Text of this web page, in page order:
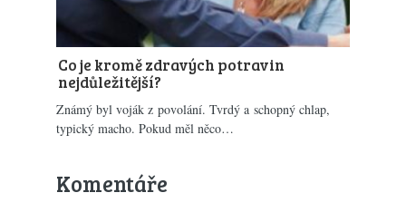
Co je kromě zdravých potravin
nejdůležitější?
Známý byl voják z povolání. Tvrdý a schopný chlap,
typický macho. Pokud měl něco…
Komentáře